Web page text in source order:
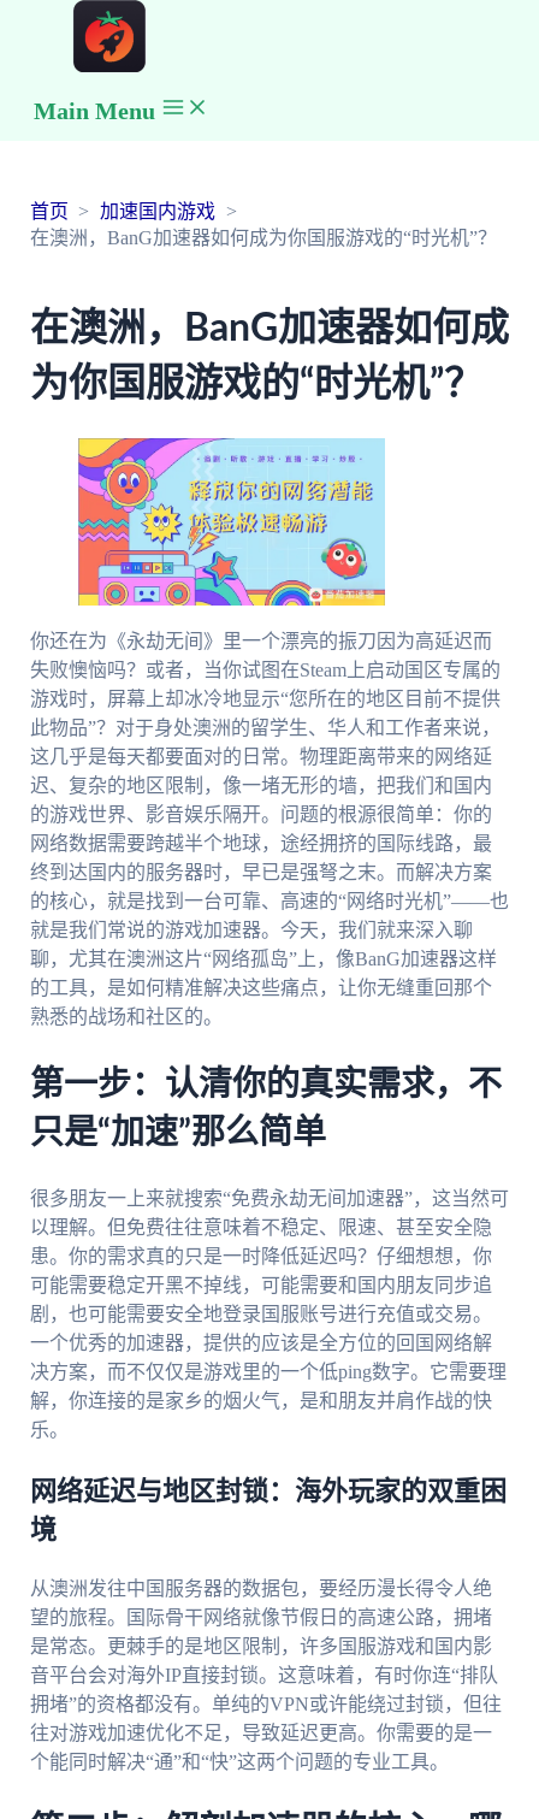
Main Menu
首页
加速国内游戏
在澳洲，BanG加速器如何成为你国服游戏的“时光机”？
在澳洲，BanG加速器如何成
为你国服游戏的“时光机”？
你还在为《永劫无间》里一个漂亮的振刀因为高延迟而
失败懊恼吗？或者，当你试图在Steam上启动国区专属的
游戏时，屏幕上却冰冷地显示“您所在的地区目前不提供
此物品”？对于身处澳洲的留学生、华人和工作者来说，
这几乎是每天都要面对的日常。物理距离带来的网络延
迟、复杂的地区限制，像一堵无形的墙，把我们和国内
的游戏世界、影音娱乐隔开。问题的根源很简单：你的
网络数据需要跨越半个地球，途经拥挤的国际线路，最
终到达国内的服务器时，早已是强弩之末。而解决方案
的核心，就是找到一台可靠、高速的“网络时光机”——也
就是我们常说的游戏加速器。今天，我们就来深入聊
聊，尤其在澳洲这片“网络孤岛”上，像BanG加速器这样
的工具，是如何精准解决这些痛点，让你无缝重回那个
熟悉的战场和社区的。
第一步：认清你的真实需求，不
只是“加速”那么简单
很多朋友一上来就搜索“免费永劫无间加速器”，这当然可
以理解。但免费往往意味着不稳定、限速、甚至安全隐
患。你的需求真的只是一时降低延迟吗？仔细想想，你
可能需要稳定开黑不掉线，可能需要和国内朋友同步追
剧，也可能需要安全地登录国服账号进行充值或交易。
一个优秀的加速器，提供的应该是全方位的回国网络解
决方案，而不仅仅是游戏里的一个低ping数字。它需要理
解，你连接的是家乡的烟火气，是和朋友并肩作战的快
乐。
网络延迟与地区封锁：海外玩家的双重困
境
从澳洲发往中国服务器的数据包，要经历漫长得令人绝
望的旅程。国际骨干网络就像节假日的高速公路，拥堵
是常态。更棘手的是地区限制，许多国服游戏和国内影
音平台会对海外IP直接封锁。这意味着，有时你连“排队
拥堵”的资格都没有。单纯的VPN或许能绕过封锁，但往
往对游戏加速优化不足，导致延迟更高。你需要的是一
个能同时解决“通”和“快”这两个问题的专业工具。